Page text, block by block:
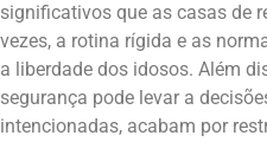
significativos que as casas de
vezes, a rotina rígida e as
a liberdade dos idosos. Além
segurança pode levar a
intencionadas, acabam por